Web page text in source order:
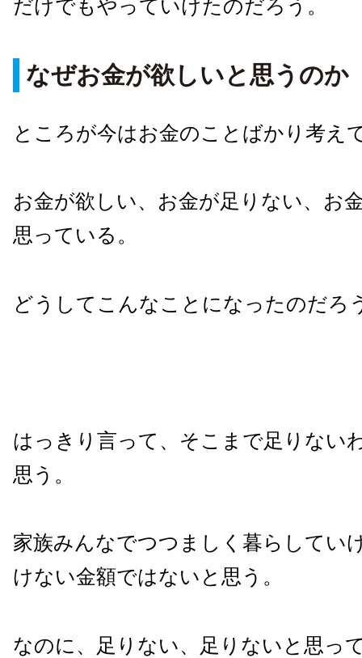
だけでもやっていけたのだろう。
なぜお金が欲しいと思うのか
ところが今はお金のことばかり考え
お金が欲しい、お金が足りない、お
思っている。
どうしてこんなことになったのだろ
はっきり言って、そこまで足りない
思う。
家族みんなでつつましく暮らしてい
けない金額ではないと思う。
なのに、足りない、足りないと思っ